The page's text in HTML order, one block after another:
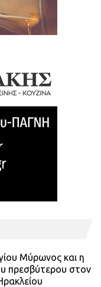
Μύρωνος και η
πρεσβύτερου στον